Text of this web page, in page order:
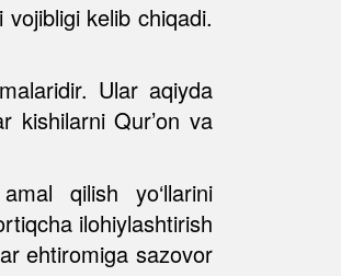
kelib chiqadi.
Ular aqiyda
kishilarni Qur’on va
qilish yo‘llarini
ilohiylashtirish
ehtiromiga sazovor